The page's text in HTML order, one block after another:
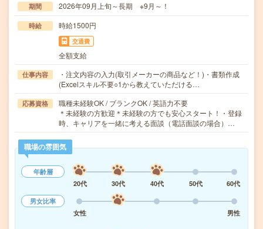
期間 2026年09月上旬～長期 ※9月～！
時給 時給1500円
交通費
全額支給
仕事内容
・注文内容の入力(取引メーカーの商品など！)・書類作成
(Excelスキル不要○1から教えていただける…
応募資格
職種未経験OK / ブランクOK / 英語力不要
＊未経験の方歓迎＊未経験の方でも安心スタート！・登録
時、キャリアを一緒に考える面談（電話面談の場合）…
職場の雰囲気
年齢層
20代
30代 40代 50代
60代
男女比率
女性
男性